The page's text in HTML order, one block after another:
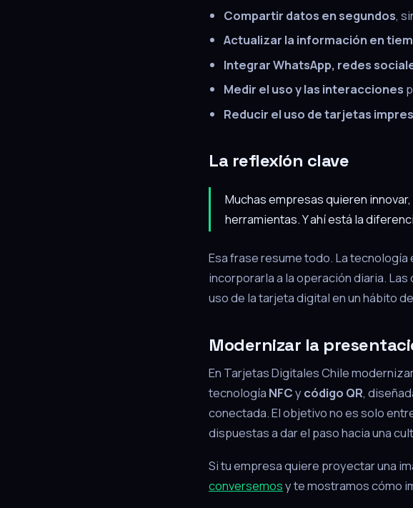
Compartir datos en segundos,
Actualizar la información en
Integrar WhatsApp, redes
Medir el uso y las interacciones
Reducir el uso de tarjetas
La reflexión clave
Muchas empresas quieren
herramientas. Y ahí está la
Esa frase resume todo. La
incorporarla a la operación diaria.
uso de la tarjeta digital en un hábito
Modernizar la
En Tarjetas Digitales Chile
tecnología NFCy código QR,
conectada. El objetivo no es solo
dispuestas a dar el paso hacia una
Si tu empresa quiere proyectar una
conversemosy te mostramos cómo